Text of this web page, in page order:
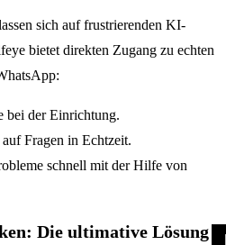
sich auf frustrierenden KI-
bietet direkten Zugang zu echten
bei der Einrichtung.
Fragen in Echtzeit.
schnell mit der Hilfe von
Die ultimative Lösung